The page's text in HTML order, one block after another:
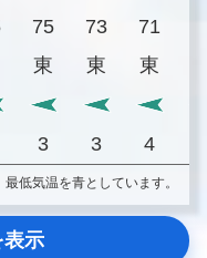
75 73 71
東 東 東
3 3 4
低気温を青としています。
表示